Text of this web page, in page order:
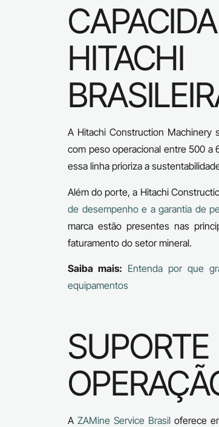
A Hitachi Construction Machinery
com peso operacional entre 500 a
essa linha prioriza a
Além do porte, a Hitachi
de desempenho e a garantia de
marca estão presentes nas
faturamento do setor mineral.
Saiba mais: Entenda por que
equipamentos
A ZAMine Service Brasil oferece